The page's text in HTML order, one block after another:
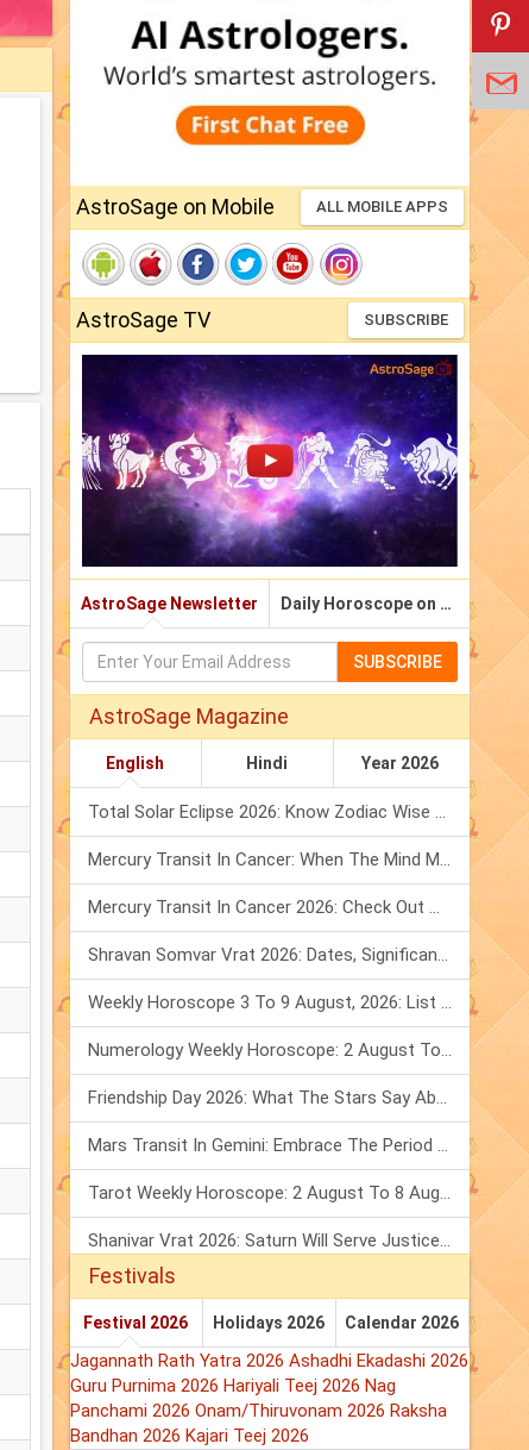
AstroSage on Mobile ALL MOBILE APPS
AstroSage TV SUBSCRIBE
AstroSage Newsletter Daily Horoscope on Email
SUBSCRIBE
AstroSage Magazine
English Hindi Year 2026
Total Solar Eclipse 2026: Know Zodiac Wise Prediction
Mercury Transit In Cancer: When The Mind Meets The Heart!
Mercury Transit In Cancer 2026: Check Out What It Brings For You
Shravan Somvar Vrat 2026: Dates, Significance & Rituals In August
Weekly Horoscope 3 To 9 August, 2026: List Of Fasts & Festivals
Numerology Weekly Horoscope: 2 August To 8 August, 2026
Friendship Day 2026: What The Stars Say About Your Best Friend!
Mars Transit In Gemini: Embrace The Period Full Of Energy & Intelligence
Tarot Weekly Horoscope: 2 August To 8 August, 2026
Shanivar Vrat 2026: Saturn Will Serve Justice In Sawan Month!
Festivals
Festival 2026 Holidays 2026 Calendar 2026
Jagannath Rath Yatra 2026 Ashadhi Ekadashi 2026
Guru Purnima 2026 Hariyali Teej 2026 Nag
Panchami 2026 Onam/Thiruvonam 2026 Raksha
Bandhan 2026 Kajari Teej 2026